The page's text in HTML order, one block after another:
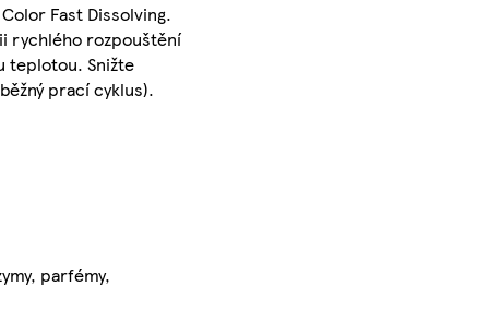
Fast Dissolving.
rychlého rozpouštění
teplotou. Snižte
prací cyklus).
parfémy,